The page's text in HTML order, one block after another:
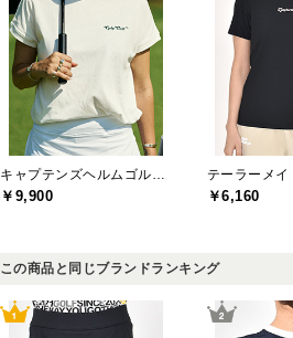
￥9,900 ￥6,160
この商品と同じブランドランキング